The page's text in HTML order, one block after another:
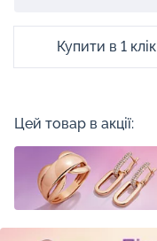
Купити в 1 клік
Цей товар в акції: